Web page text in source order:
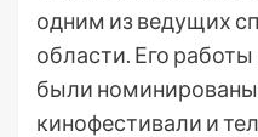
одним из ведущих
области. Его
были
кинофестивали и